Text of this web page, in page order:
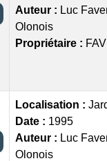
Auteur : Luc
Olonois
Propriétaire :
Localisation :
Date : 1995
Auteur : Luc
Olonois